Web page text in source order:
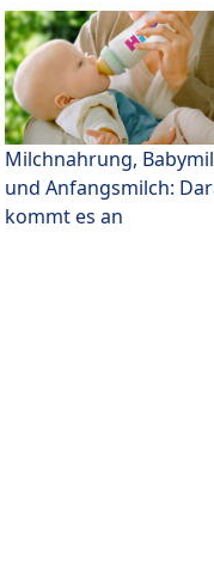
Milchnahrung,
und Anfangsmilch:
kommt es an